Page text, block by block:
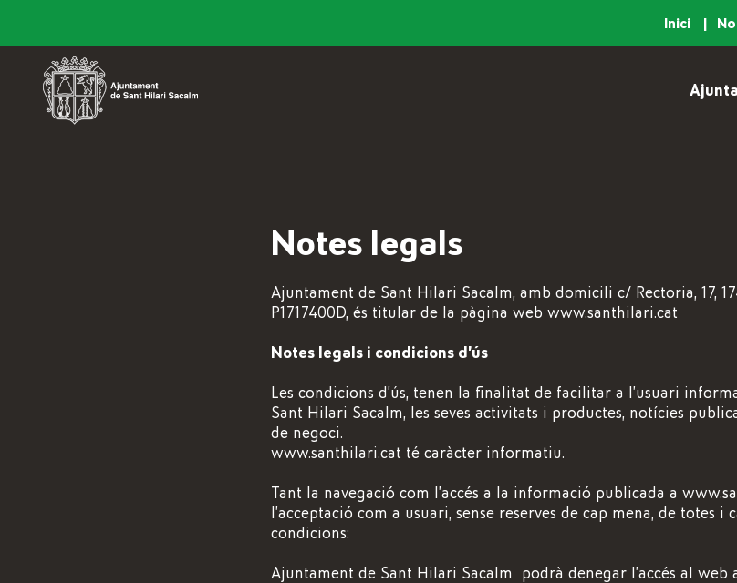
Inici
Notes legals
Ajuntament de Sant Hilari Sacalm, amb domicili c/ Rectoria, 17,
P1717400D, és titular de la pàgina web www.santhilari.cat
Notes legals i condicions d’ús
Les condicions d’ús, tenen la finalitat de facilitar a l’usuari
Sant Hilari Sacalm, les seves activitats i productes, notícies
de negoci.
www.santhilari.cat té caràcter informatiu.
Tant la navegació com l’accés a la informació publicada a
l’acceptació com a usuari, sense reserves de cap mena, de totes i
condicions:
Ajuntament de Sant Hilari Sacalm podrà denegar l’accés al web